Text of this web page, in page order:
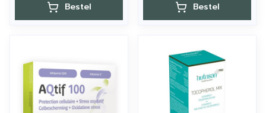
Bestel Bestel